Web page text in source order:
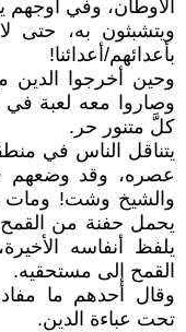
الأوطان، وفي
ويتشبثون به، حتى
بأعدائهم/أعدائنا!
وحين أخرجوا الدين
وصاروا معه لعبة في
كلَّ متنور حر.
يتناقل الناس في
عصره، وقد وضعهم
والشيخ وشت! ومات
يحمل حفنة من
يلفظ أنفاسه
القمح إلى مستحقيه.
وقال أحدهم ما
تحت عباءة الدين.